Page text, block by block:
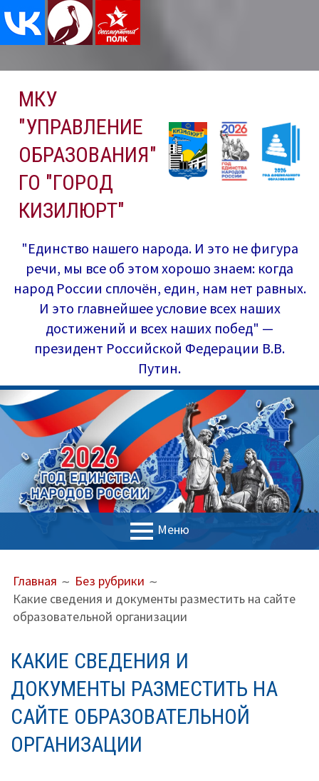
содержимому
МКУ
"УПРАВЛЕНИЕ
ОБРАЗОВАНИЯ"
ГО "ГОРОД
КИЗИЛЮРТ"
"Единство нашего народа. И это не фигура
речи, мы все об этом хорошо знаем: когда
народ России сплочён, един, нам нет равных.
И это главнейшее условие всех наших
достижений и всех наших побед" —
президент Российской Федерации В.В.
Путин.
Меню
МЕНЮ
Управление образования
О нас
Система образования
НА
САЙТЕ
КРОШКИ)
Главная
Без рубрики
Какие сведения и документы разместить на сайте
образовательной организации
КАКИЕ СВЕДЕНИЯ И
ДОКУМЕНТЫ РАЗМЕСТИТЬ НА
САЙТЕ ОБРАЗОВАТЕЛЬНОЙ
ОРГАНИЗАЦИИ